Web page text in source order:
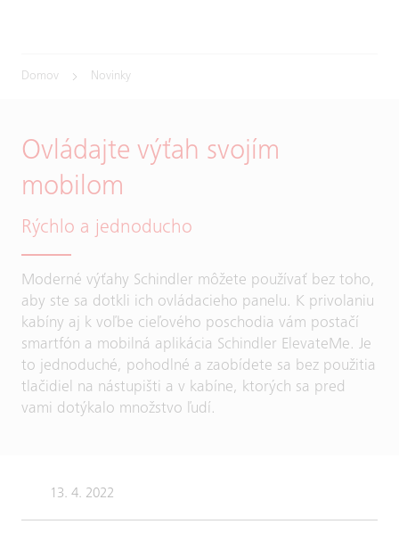
Domov Novinky
Ovládajte výťah svojím
mobilom
Rýchlo a jednoducho
Moderné výťahy Schindler môžete používať bez toho,
aby ste sa dotkli ich ovládacieho panelu. K privolaniu
kabíny aj k voľbe cieľového poschodia vám postačí
smartfón a mobilná aplikácia Schindler ElevateMe. Je
to jednoduché, pohodlné a zaobídete sa bez použitia
tlačidiel na nástupišti a v kabíne, ktorých sa pred
vami dotýkalo množstvo ľudí.
13. 4. 2022